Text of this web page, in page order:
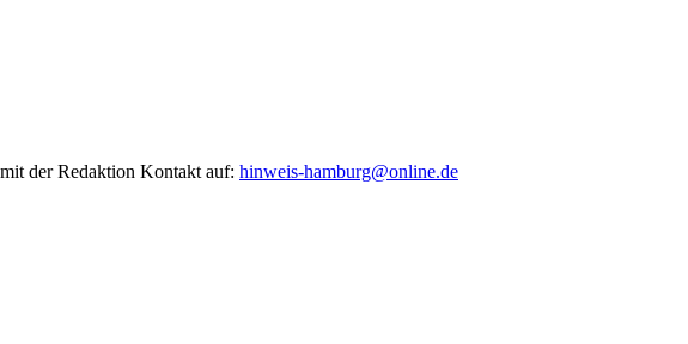
der Redaktion Kontakt auf: hinweis-hamburg@online.de